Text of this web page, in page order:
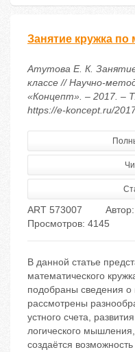
Занятие кружка по
Атутова Е. К.
классе // Научно-
«Концепт». – 2017. –
https://e-koncept.ru/
ART 573007 Автор:
Просмотров: 4145
В данной статье
математического
подобраны сведения о
рассмотрены
устного счета,
логического
создаётся